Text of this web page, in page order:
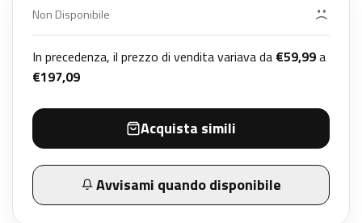
Non Disponibile
In precedenza, il prezzo di vendita variava da €59,99a
€197,09
Acquista simili
Avvisami quando disponibile